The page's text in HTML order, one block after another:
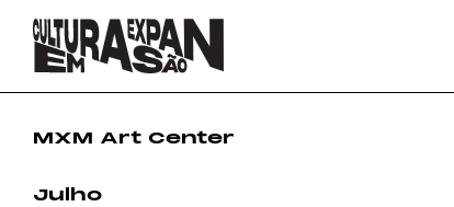
MXM Art Center
Julho